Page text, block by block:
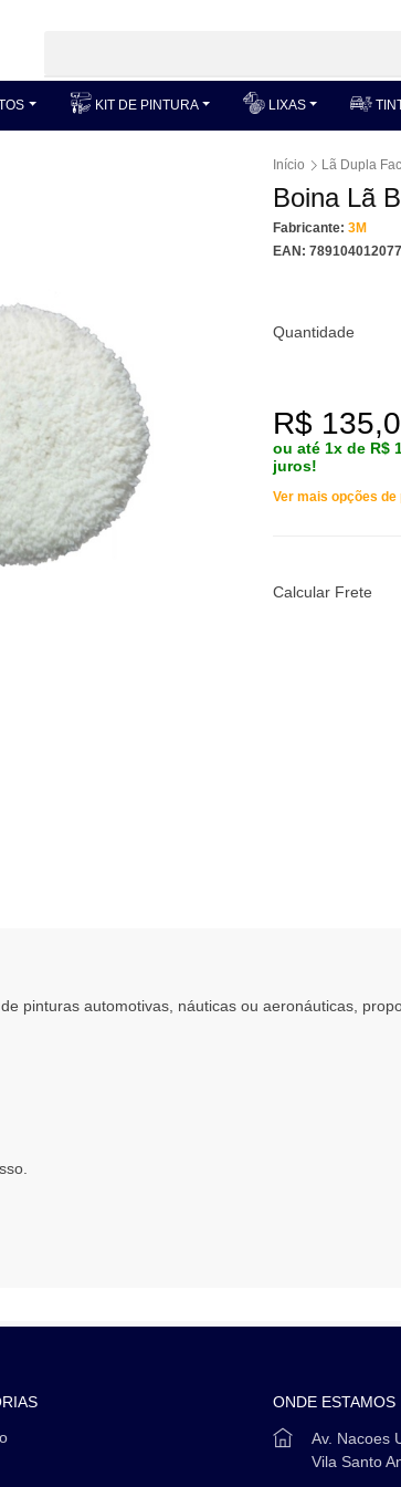
KIT DE PINTURA LIXAS
Início Lã Dupla
Boina Lã
Fabricante: 3M
EAN:
Quantidade
Ver mais opções
Calcular Frete
pinturas automotivas, náuticas ou aeronáuticas,
ONDE ESTAMOS
Av. Nacoes
Vila Santo